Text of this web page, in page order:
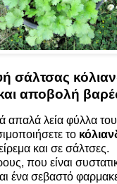
σάλτσας
αποβολή
απαλά λεία φύλλα
το
και σε σάλτσες.
που είναι
ένα σεβαστό